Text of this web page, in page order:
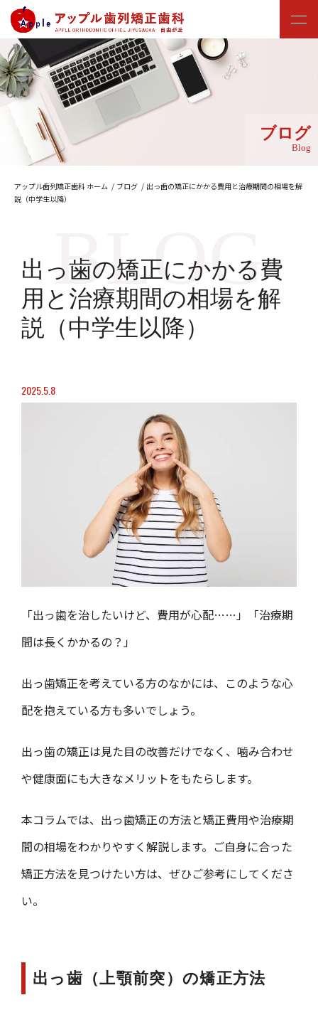
ブログ
Blog
アップル歯列矯正歯科 ホーム ブログ
出っ歯の矯正にかかる費用と治療期間の相場を解
説（中学生以降）
出っ歯の矯正にかかる費
用と治療期間の相場を解
説（中学生以降）
2025.5.8
「出っ歯を治したいけど、費用が心配……」「治療期
間は長くかかるの？」
出っ歯矯正を考えている方のなかには、このような心
配を抱えている方も多いでしょう。
出っ歯の矯正は見た目の改善だけでなく、噛み合わせ
や健康面にも大きなメリットをもたらします。
本コラムでは、 出っ歯矯正の方法と矯正費用や治療期
間の相場をわかりやすく解説します。ご自身に合った
矯正方法を見つけたい方は、ぜひご参考にしてくださ
い。
出っ歯（上顎前突）の矯正方法